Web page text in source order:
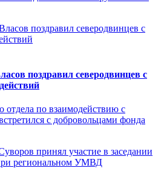
поздравил северодвинцев с
отдела по взаимодействию с
с добровольцами фонда